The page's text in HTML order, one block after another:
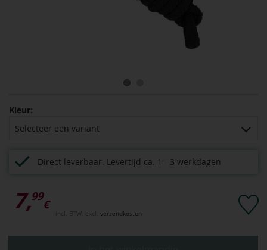
Kleur:
Selecteer een variant
Direct leverbaar. Levertijd ca. 1 - 3 werkdagen
7,99
€
incl. BTW. excl. verzendkosten